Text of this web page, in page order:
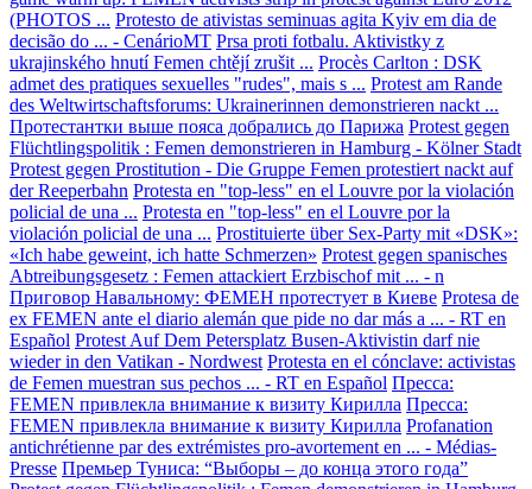
(PHOTOS ... Protesto de ativistas seminuas agita Kyiv em dia de
decisão do ... - CenárioMT Prsa proti fotbalu. Aktivistky z
ukrajinského hnutí Femen chtějí zrušit ... Procès Carlton : DSK
admet des pratiques sexuelles "rudes", mais s ... Protest am Rande
des Weltwirtschaftsforums: Ukrainerinnen demonstrieren nackt ...
Протестантки выше пояса добрались до Парижа Protest gegen
Flüchtlingspolitik : Femen demonstrieren in Hamburg - Kölner Stadt
Protest gegen Prostitution - Die Gruppe Femen protestiert nackt auf
der Reeperbahn Protesta en "top-less" en el Louvre por la violación
policial de una ... Protesta en "top-less" en el Louvre por la
violación policial de una ... Prostituierte über Sex-Party mit «DSK»:
«Ich habe geweint, ich hatte Schmerzen» Protest gegen spanisches
Abtreibungsgesetz : Femen attackiert Erzbischof mit ... - n
Приговор Навальному: ФЕМЕН протестует в Киеве Protesa de
ex FEMEN ante el diario alemán que pide no dar más a ... - RT en
Español Protest Auf Dem Petersplatz Busen-Aktivistin darf nie
wieder in den Vatikan - Nordwest Protesta en el cónclave: activistas
de Femen muestran sus pechos ... - RT en Español Пресса:
FEMEN привлекла внимание к визиту Кирилла Пресса:
FEMEN привлекла внимание к визиту Кирилла Profanation
antichrétienne par des extrémistes pro-avortement en ... - Médias-
Presse Премьер Туниса: “Выборы – до конца этого года”